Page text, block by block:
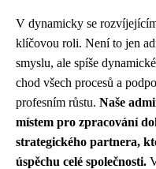
V dynamicky se
klíčovou roli. Není to jen
smyslu, ale spíše
chod všech procesů a
profesním růstu. Naše
místem pro zpracování
strategického partnera,
úspěchu celé společnosti.